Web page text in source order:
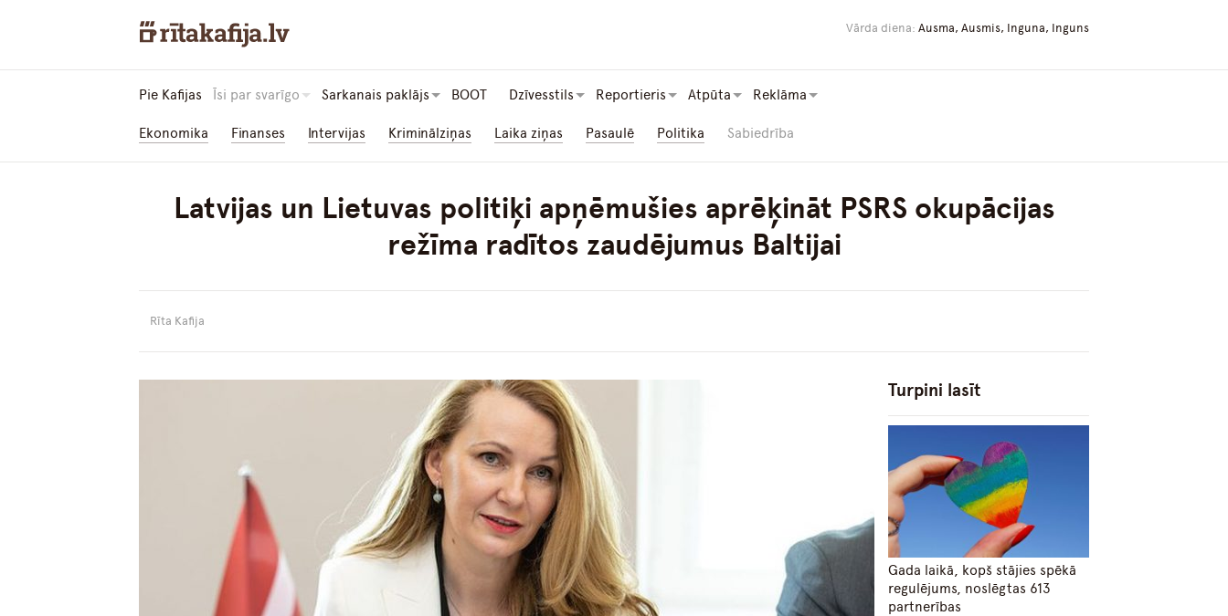
Vārda diena: Ausma, Ausmis, Inguna, Inguns
Pie Kafijas Īsi par svarīgo Sarkanais paklājs BOOT Dzīvesstils Reportieris Atpūta Reklāma
Ekonomika Finanses Intervijas Kriminālziņas Laika ziņas Pasaulē Politika Sabiedrība
Latvijas un Lietuvas politiķi apņēmušies aprēķināt PSRS okupācijas
režīma radītos zaudējumus Baltijai
Rīta Kafija
Turpini lasīt
Gada laikā, kopš stājies spēkā
regulējums, noslēgtas 613
partnerības